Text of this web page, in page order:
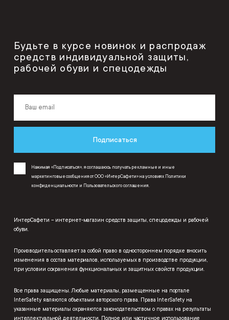
Будьте в курсе новинок и распродаж
средств индивидуальной защиты,
рабочей обуви и спецодежды
Подписаться
Нажимая «Подписаться», я соглашаюсь получать рекламные и иные
маркетинговые сообщения от ООО «ИнтерСафети» на условиях Политики
конфиденциальности и Пользовательского соглашения
ИнтерСафети – интернет-магазин средств защиты, спецодежды и рабочей
обуви.
Производитель оставляет за собой право в одностороннем порядке вносить
изменения в состав материалов, используемых в производстве продукции,
при условии сохранения функциональных и защитных свойств продукции.
Все права защищены. Любые материалы, размещенные на портале
InterSafety являются объектами авторского права. Права InterSafety на
указанные материалы охраняются законодательством о правах на результаты
интеллектуальной деятельности. Полное или частичное использование